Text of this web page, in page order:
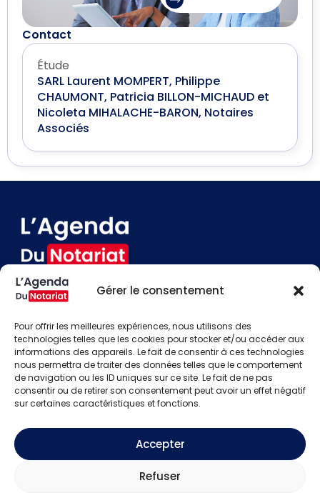
Gérer le consentement
Pour offrir les meilleures expériences, nous utilisons des
technologies telles que les cookies pour stocker et/ou accéder aux
informations des appareils. Le fait de consentir à ces technologies
nous permettra de traiter des données telles que le comportement
de navigation ou les ID uniques sur ce site. Le fait de ne pas
consentir ou de retirer son consentement peut avoir un effet négatif
sur certaines caractéristiques et fonctions.
Accepter
Refuser
Contact
Étude
SARL Laurent MOMPERT, Philippe
CHAUMONT, Patricia BILLON-MICHAUD et
Nicoleta MIHALACHE-BARON, Notaires
Associés
Contact
Besoin d'aide
Actualités
Évènements
Offres d'emploi
Candidats
S'identifier
Politique de confidentialité